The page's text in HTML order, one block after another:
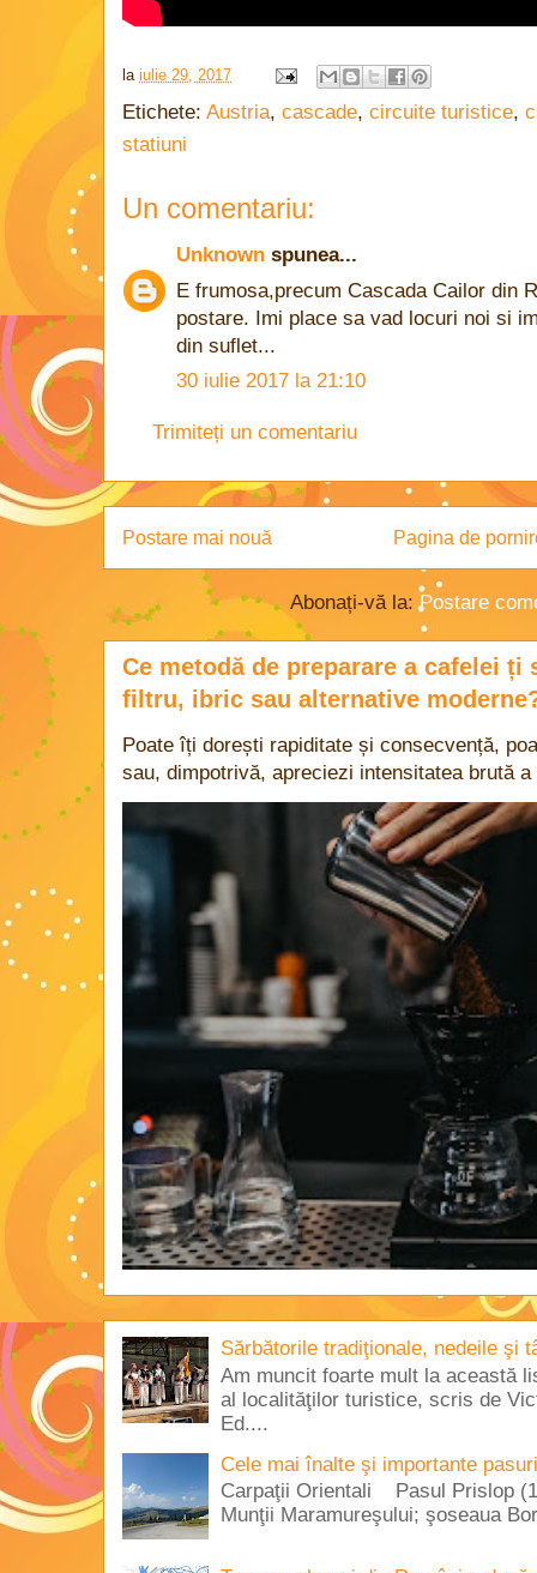
la iulie 29, 2017
Etichete: Austria, cascade, circuite turistice,
statiuni
Un comentariu:
Unknown spunea...
E frumosa,precum Cascada Cailor din
postare. Imi place sa vad locuri noi si
din suflet...
30 iulie 2017 la 21:10
Trimiteți un comentariu
Postare mai nouă Pagina de
Abonați-vă la:Postare
Ce metodă de preparare a cafelei
filtru, ibric sau alternative
Poate îți dorești rapiditate și consecvență,
sau, dimpotrivă, apreciezi intensitatea brută
Sărbătorile tradiţionale, nedeile şi
Am muncit foarte mult la această
al localităţilor turistice, scris de
Ed....
Cele mai înalte şi importante
Carpaţii Orientali Pasul Prislop
Munţii Maramureşului; şoseaua